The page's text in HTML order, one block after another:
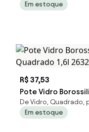
Em estoque
R$ 37,53
Pote Vidro
Quadrado 1,6l
De Vidro, Quadrado,
Em estoque